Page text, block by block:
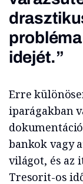
idejét.”
Erre
iparágakban
bankok vagy
világot, és az
Tresorit-os